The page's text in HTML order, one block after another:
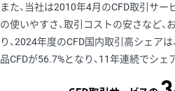
また、当社は2010年4月のCFD取引サー
の使いやすさ、取引コストの安さなど
り、2024年度のCFD国内取引高シェアは
品CFDが56.7%となり、11年連続でシェ